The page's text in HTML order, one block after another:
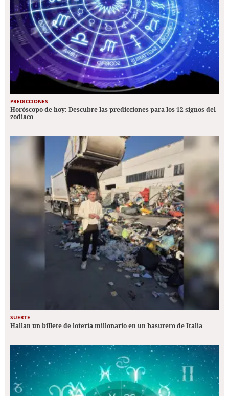
PREDICCIONES
Horóscopo de hoy: Descubre las predicciones para los 12 signos del
zodiaco
SUERTE
Hallan un billete de lotería millonario en un basurero de Italia